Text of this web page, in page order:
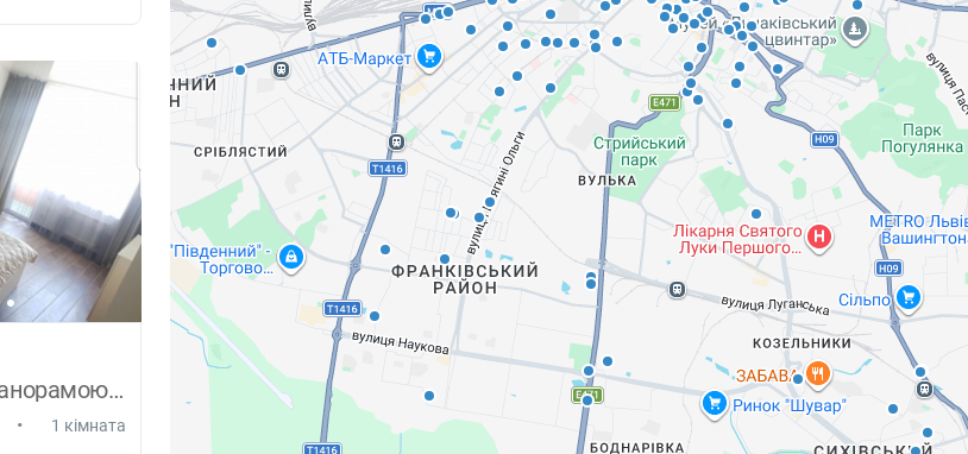
Затишна Студія з панорамою на місто
• 1 кімната